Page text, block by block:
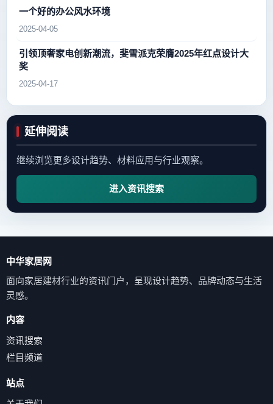
一个好的办公风水环境
2025-04-05
引领顶奢家电创新潮流，斐雪派克荣膺2025年红点设计大
奖
2025-04-17
延伸阅读
继续浏览更多设计趋势、材料应用与行业观察。
进入资讯搜索
中华家居网
面向家居建材行业的资讯门户，呈现设计趋势、品牌动态与生活
灵感。
内容
资讯搜索
栏目频道
站点